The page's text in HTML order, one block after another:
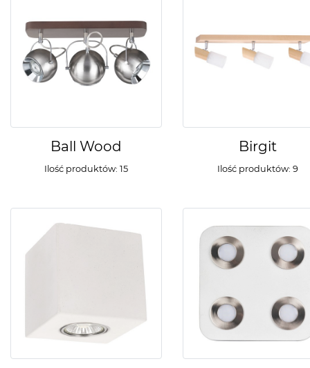
Ball Wood
Ilość produktów: 15
Birgit
Ilość produktów: 9